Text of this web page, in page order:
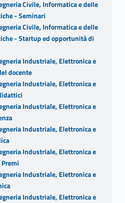
Civile, Informatica e delle
- Seminari
Civile, Informatica e delle
- Startup ed opportunità di
Industriale, Elettronica e
docente
Industriale, Elettronica e
Industriale, Elettronica e
Industriale, Elettronica e
Industriale, Elettronica e
Industriale, Elettronica e
Industriale, Elettronica e